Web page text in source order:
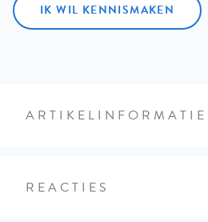
IK WIL KENNISMAKEN
ARTIKELINFORMATIE
REACTIES